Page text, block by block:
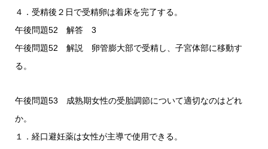
４．受精後２日で受精卵は着床を完了する。
午後問題52 解答 3
午後問題52 解説 卵管膨大部で受精し、子宮体部に移動す
る。
午後問題53 成熟期女性の受胎調節について適切なのはどれ
か。
１．経口避妊薬は女性が主導で使用できる。